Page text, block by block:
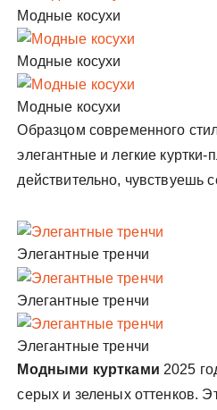
Модные косухи
Модные косухи
Модные косухи
Образцом современного
элегантные и легкие
действительно, чувствуешь
Элегантные тренчи
Элегантные тренчи
Элегантные тренчи
Модными куртками 2025
серых и зеленых оттенков.